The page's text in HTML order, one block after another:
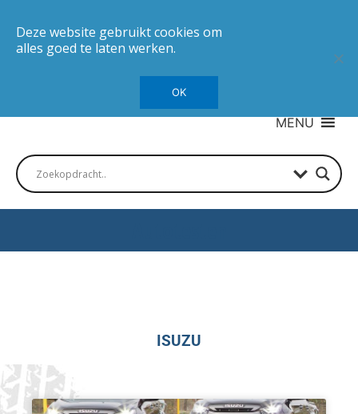
MENU
ISUZU
Deze website gebruikt cookies om
alles goed te laten werken.
OK